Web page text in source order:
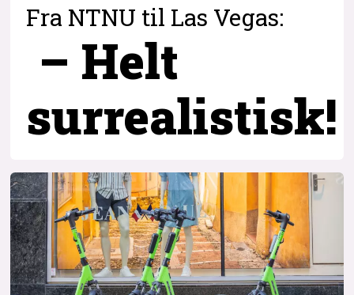
Fra NTNU til Las Vegas:
– Helt
surrealistisk!